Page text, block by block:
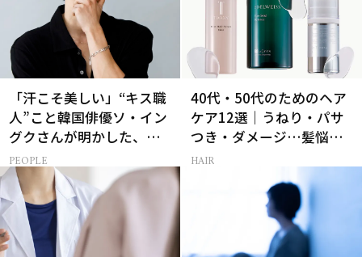
「汗こそ美しい」“キス職
人”こと韓国俳優ソ・イン
グクさんが明かした、惹
かれる人の条件とは
PEOPLE
40代・50代のためのヘア
ケア12選｜うねり・パサ
つき・ダメージ…髪悩み
から選ぶベスコス受賞コ
HAIR